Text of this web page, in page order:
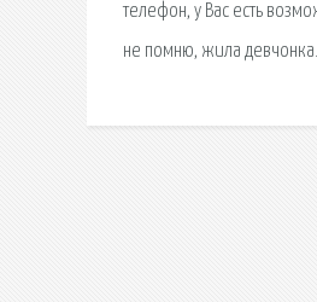
телефон, у Вас есть
не помню, жила